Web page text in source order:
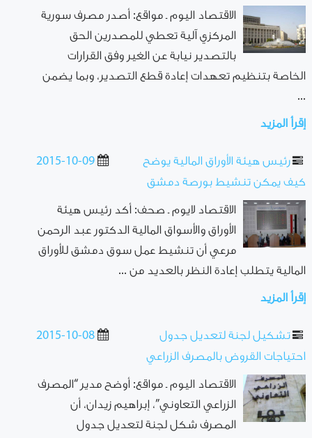
الاقتصاد اليوم ـ مواقع: أصدر مصرف سورية
المركزي آلية تعطي للمصدرين الحق
بالتصدير نيابة عن الغير وفق القرارات
الخاصة بتنظيم تعهدات إعادة قطع التصدير، وبما يضمن
...
إقرأ المزيد
2015-10-09
رئيس هيئة الأوراق المالية يوضح
كيف يمكن تنشيط بورصة دمشق
الاقتصاد لايوم ـ صحف: أكد رئيس هيئة
الأوراق والأسواق المالية الدكتور عبد الرحمن
مرعي أن تنشيط عمل سوق دمشق للأوراق
المالية يتطلب إعادة النظر بالعديد من ...
إقرأ المزيد
2015-10-08
تشكيل لجنة لتعديل جدول
احتياجات القروض بالمصرف الزراعي
الاقتصاد اليوم ـ مواقع: أوضح مدير “المصرف
الزراعي التعاوني”، إبراهيم زيدان، أن
المصرف شكل لجنة لتعديل جدول